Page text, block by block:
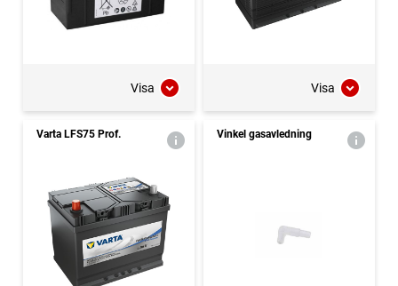
Visa Visa
Varta LFS75 Prof. Vinkel gasavledning